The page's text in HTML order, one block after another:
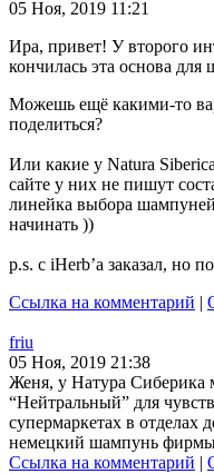
05 Ноя, 2019 11:21
Ира, привет! У второго
кончилась эта основа
Можешь ещё какими-то
поделиться?
Или какие у Natura
сайте у них не пишут
линейка выбора
начинать ))
p.s. с iHerb’a заказал, но
Ссылка на комментарий
friu
05 Ноя, 2019 21:38
Женя, у Натура Сиберика
“Нейтральный” для
супермаркетах в отделах
немецкий шампунь
Ссылка на комментарий